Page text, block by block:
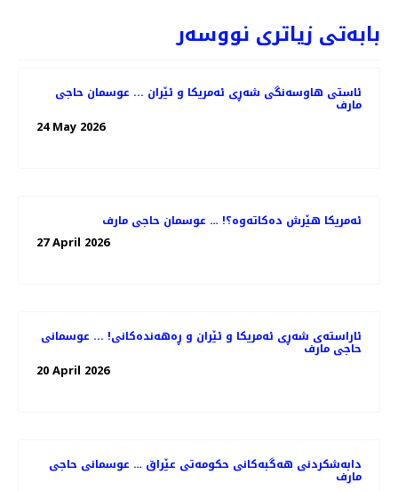
بابەتی زیاتری نووسەر
ئاستی هاوسەنگی شەڕی ئەمریکا و ئێران ... عوسمان حاجی
مارف
24 May 2026
ئەمریکا هێرش دەکاتەوە؟! … عوسمان حاجی مارف
27 April 2026
ئاراستەی شەڕی ئەمریکا و ئێران و ڕەهەندەکانی! ... عوسمانی
حاجی مارف
20 April 2026
دابەشکردنی هەگبەکانی حکومەتی عێراق … عوسمانی حاجی
مارف